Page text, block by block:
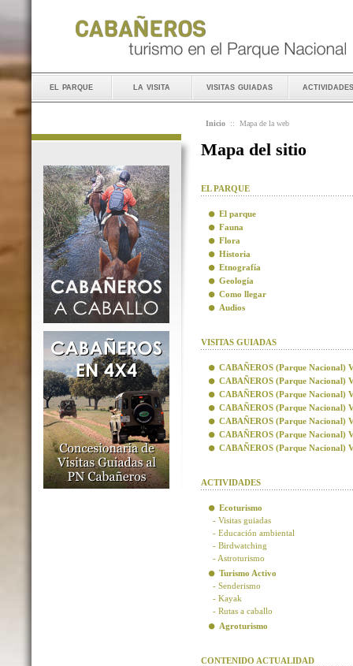
el parque la visita visitas guiadas actividades
Inicio :: Mapa de la web
Mapa del sitio
EL PARQUE
El parque
Fauna
Flora
Historia
Etnografía
Geología
Como llegar
Audios
VISITAS GUIADAS
CABAÑEROS (Parque Nacional)
CABAÑEROS (Parque Nacional)
CABAÑEROS (Parque Nacional)
CABAÑEROS (Parque Nacional)
CABAÑEROS (Parque Nacional)
CABAÑEROS (Parque Nacional)
CABAÑEROS (Parque Nacional)
ACTIVIDADES
Ecoturismo
- Visitas guiadas
- Educación ambiental
- Birdwatching
- Astroturismo
Turismo Activo
- Senderismo
- Kayak
- Rutas a caballo
Agroturismo
CONTENIDO ACTUALIDAD